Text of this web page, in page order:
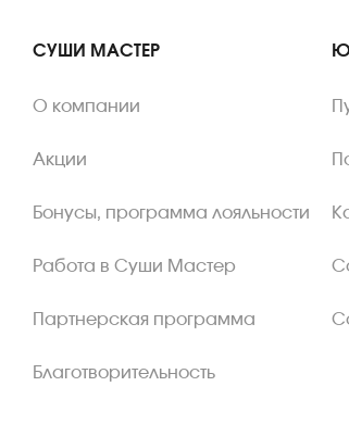
СУШИ МАСТЕР
О компании
Акции
Бонусы, программа лояльности
Работа в Суши Мастер
Партнерская программа
Благотворительность